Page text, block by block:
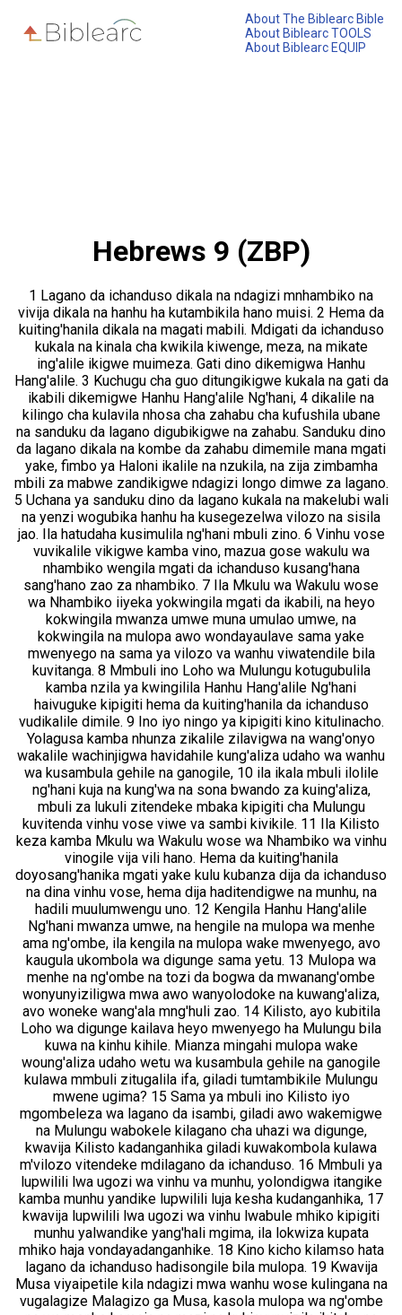
About The Biblearc Bible
About Biblearc TOOLS
About Biblearc EQUIP
Hebrews 9 (ZBP)
1 Lagano da ichanduso dikala na ndagizi mnhambiko na
vivija dikala na hanhu ha kutambikila hano muisi. 2 Hema da
kuiting'hanila dikala na magati mabili. Mdigati da ichanduso
kukala na kinala cha kwikila kiwenge, meza, na mikate
ing'alile ikigwe muimeza. Gati dino dikemigwa Hanhu
Hang'alile. 3 Kuchugu cha guo ditungikigwe kukala na gati da
ikabili dikemigwe Hanhu Hang'alile Ng'hani, 4 dikalile na
kilingo cha kulavila nhosa cha zahabu cha kufushila ubane
na sanduku da lagano digubikigwe na zahabu. Sanduku dino
da lagano dikala na kombe da zahabu dimemile mana mgati
yake, fimbo ya Haloni ikalile na nzukila, na zija zimbamha
mbili za mabwe zandikigwe ndagizi longo dimwe za lagano.
5 Uchana ya sanduku dino da lagano kukala na makelubi wali
na yenzi wogubika hanhu ha kusegezelwa vilozo na sisila
jao. Ila hatudaha kusimulila ng'hani mbuli zino. 6 Vinhu vose
vuvikalile vikigwe kamba vino, mazua gose wakulu wa
nhambiko wengila mgati da ichanduso kusang'hana
sang'hano zao za nhambiko. 7 Ila Mkulu wa Wakulu wose
wa Nhambiko iiyeka yokwingila mgati da ikabili, na heyo
kokwingila mwanza umwe muna umulao umwe, na
kokwingila na mulopa awo wondayaulave sama yake
mwenyego na sama ya vilozo va wanhu viwatendile bila
kuvitanga. 8 Mmbuli ino Loho wa Mulungu kotugubulila
kamba nzila ya kwingilila Hanhu Hang'alile Ng'hani
haivuguke kipigiti hema da kuiting'hanila da ichanduso
vudikalile dimile. 9 Ino iyo ningo ya kipigiti kino kitulinacho.
Yolagusa kamba nhunza zikalile zilavigwa na wang'onyo
wakalile wachinjigwa havidahile kung'aliza udaho wa wanhu
wa kusambula gehile na ganogile, 10 ila ikala mbuli ilolile
ng'hani kuja na kung'wa na sona bwando za kuing'aliza,
mbuli za lukuli zitendeke mbaka kipigiti cha Mulungu
kuvitenda vinhu vose viwe va sambi kivikile. 11 Ila Kilisto
keza kamba Mkulu wa Wakulu wose wa Nhambiko wa vinhu
vinogile vija vili hano. Hema da kuiting'hanila
doyosang'hanika mgati yake kulu kubanza dija da ichanduso
na dina vinhu vose, hema dija haditendigwe na munhu, na
hadili muulumwengu uno. 12 Kengila Hanhu Hang'alile
Ng'hani mwanza umwe, na hengile na mulopa wa menhe
ama ng'ombe, ila kengila na mulopa wake mwenyego, avo
kaugula ukombola wa digunge sama yetu. 13 Mulopa wa
menhe na ng'ombe na tozi da bogwa da mwanang'ombe
wonyunyiziligwa mwa awo wanyolodoke na kuwang'aliza,
avo woneke wang'ala mng'huli zao. 14 Kilisto, ayo kubitila
Loho wa digunge kailava heyo mwenyego ha Mulungu bila
kuwa na kinhu kihile. Mianza mingahi mulopa wake
woung'aliza udaho wetu wa kusambula gehile na ganogile
kulawa mmbuli zitugalila ifa, giladi tumtambikile Mulungu
mwene ugima? 15 Sama ya mbuli ino Kilisto iyo
mgombeleza wa lagano da isambi, giladi awo wakemigwe
na Mulungu wabokele kilagano cha uhazi wa digunge,
kwavija Kilisto kadanganhika giladi kuwakombola kulawa
m'vilozo vitendeke mdilagano da ichanduso. 16 Mmbuli ya
lupwilili lwa ugozi wa vinhu va munhu, yolondigwa itangike
kamba munhu yandike lupwilili luja kesha kudanganhika, 17
kwavija lupwilili lwa ugozi wa vinhu lwabule mhiko kipigiti
munhu yalwandike yang'hali mgima, ila lokwiza kupata
mhiko haja vondayadanganhike. 18 Kino kicho kilamso hata
lagano da ichanduso hadisongile bila mulopa. 19 Kwavija
Musa viyaipetile kila ndagizi mwa wanhu wose kulingana na
vugalagize Malagizo ga Musa, kasola mulopa wa ng'ombe